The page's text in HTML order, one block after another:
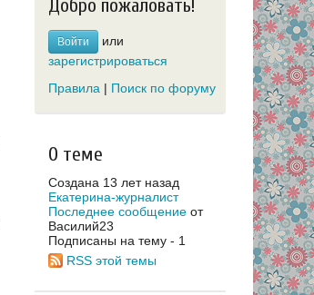
Добро пожаловать!
Войти
или
зарегистрироваться
Правила | Поиск по форуму
О теме
Создана 13 лет назад
Екатерина-журналист
Последнее сообщение от
Василий23
Подписаны на тему - 1
RSS этой темы